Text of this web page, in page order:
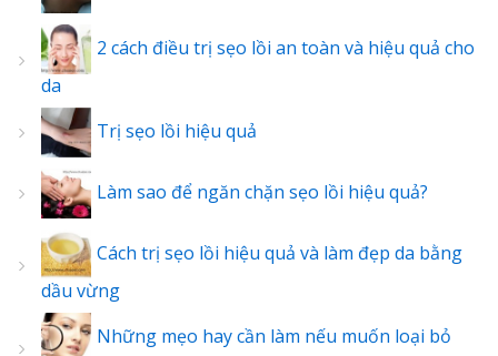
2 cách điều trị sẹo lồi an toàn và hiệu quả cho
da
Trị sẹo lồi hiệu quả
Làm sao để ngăn chặn sẹo lồi hiệu quả?
Cách trị sẹo lồi hiệu quả và làm đẹp da bằng
dầu vừng
Những mẹo hay cần làm nếu muốn loại bỏ